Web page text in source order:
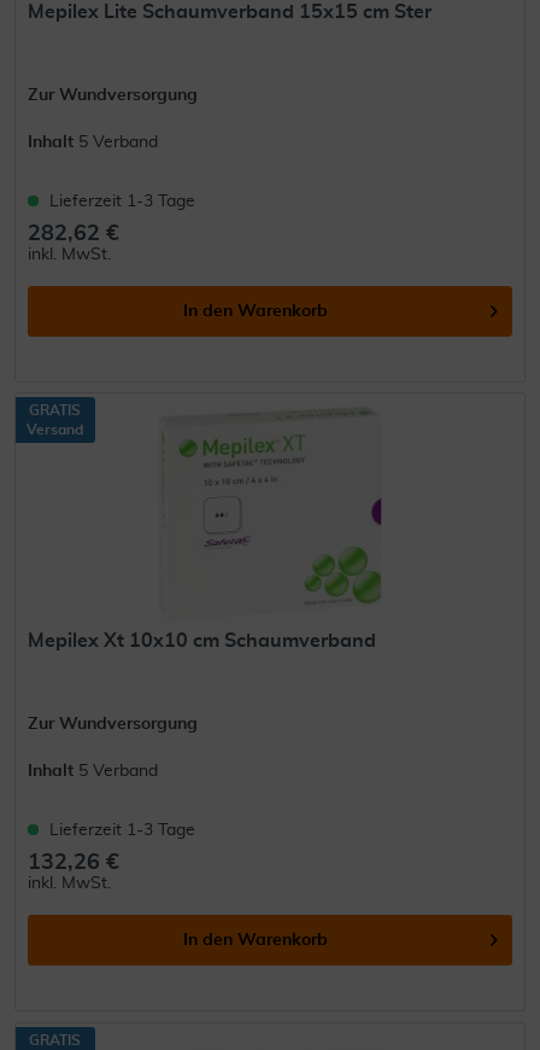
Mepilex Lite Schaumverband 15x15 cm Ster
Zur Wundversorgung
Inhalt 5 Verband
Lieferzeit 1-3 Tage
282,62 €
inkl. MwSt.
In den Warenkorb
GRATIS
Versand
Mepilex Xt 10x10 cm Schaumverband
Zur Wundversorgung
Inhalt 5 Verband
Lieferzeit 1-3 Tage
132,26 €
inkl. MwSt.
In den Warenkorb
GRATIS